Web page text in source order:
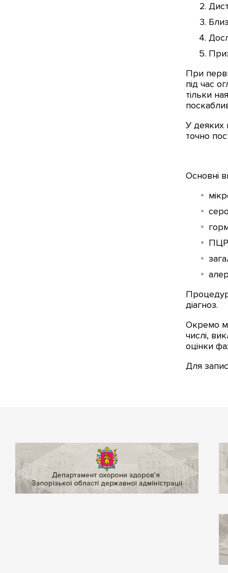
При
під час
тільки
У деяких
точно
Основні
діагноз.
Окремо
числі,
оцінки
Для